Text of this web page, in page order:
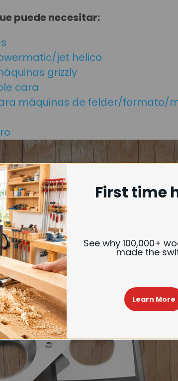
puede necesitar:
jet helico
grizzly
cara
máquinas de felder/formato/
First time
See why 100,000+
made the
Learn More